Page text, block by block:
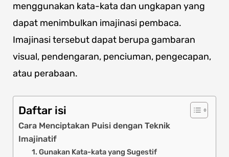
menggunakan kata-kata dan ungkapan yang
dapat menimbulkan imajinasi pembaca.
Imajinasi tersebut dapat berupa gambaran
visual, pendengaran, penciuman, pengecapan,
atau perabaan.
Daftar isi
Cara Menciptakan Puisi dengan Teknik
Imajinatif
1. Gunakan Kata-kata yang Sugestif